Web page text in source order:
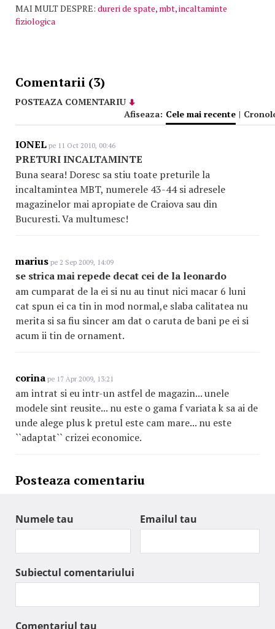
MAI MULT DESPRE: dureri de spate, mbt,incaltaminte
fiziologica
Comentarii (3)
POSTEAZA COMENTARIU
Afiseaza: Cele mai recente |
IONEL pe 11 Oct 2010, 00:46
PRETURI INCALTAMINTE
Buna seara! Doresc sa stiu toate preturile la
incaltamintea MBT, numerele 43-44 si adresele
magazinelor mai apropiate de Craiova sau din
Bucuresti. Va multumesc!
marius pe 2 Sep 2009, 14:09
se strica mai repede decat cei de la leonardo
am cumparat de la ei si nu au tinut nici macar 6 luni
cat spun ei ca tin in mod normal,e slaba calitatea nu
merita si sa fiu sincer am dat o caruta de bani pe ei si
acum ii tin de ornament.
corina pe 17 Apr 2009, 13:21
am intrat si eu intr-un astfel de magazin... unele
modele sint reusite... nu este o gama f variata k sa ai de
unde alege plus k pretul este cam mare... nu este
``adaptat`` crizei economice.
Posteaza comentariu
Numele tau Emailul tau
Subiectul comentariului
Comentariul tau